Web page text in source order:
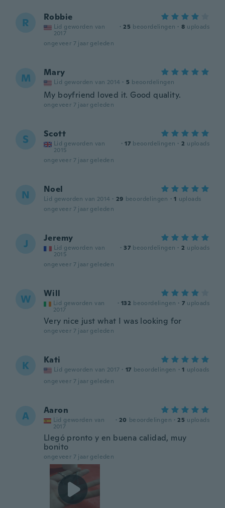
R Robbie
Lid geworden van
2017
· 25 beoordelingen · 8 uploads
ongeveer 7 jaar geleden
M Mary
Lid geworden van 2014 · 5 beoordelingen
My boyfriend loved it. Good quality.
ongeveer 7 jaar geleden
S Scott
Lid geworden van
2015
· 17 beoordelingen · 2 uploads
ongeveer 7 jaar geleden
N Noel
Lid geworden van 2014 · 29 beoordelingen · 1 uploads
ongeveer 7 jaar geleden
J Jeremy
Lid geworden van
2015
· 37 beoordelingen · 2 uploads
ongeveer 7 jaar geleden
W Will
Lid geworden van
2017
· 132 beoordelingen · 7 uploads
Very nice just what I was looking for
ongeveer 7 jaar geleden
K Kati
Lid geworden van 2017 · 17 beoordelingen · 1 uploads
ongeveer 7 jaar geleden
A Aaron
Lid geworden van
2017
· 20 beoordelingen · 25 uploads
Llegó pronto y en buena calidad, muy
bonito
ongeveer 7 jaar geleden